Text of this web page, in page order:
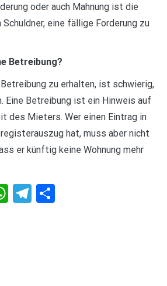
oder auch Mahnung ist die
eine fällige Forderung zu
Betreibung?
zu erhalten, ist schwierig,
Eine Betreibung ist ein Hinweis auf
des Mieters. Wer einen Eintrag in
hat, muss aber nicht
er künftig keine Wohnung mehr
WhatsApp
Telegram